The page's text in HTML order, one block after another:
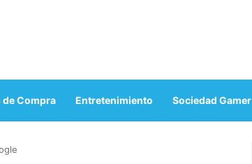
de Compra Entretenimiento Sociedad Gamer